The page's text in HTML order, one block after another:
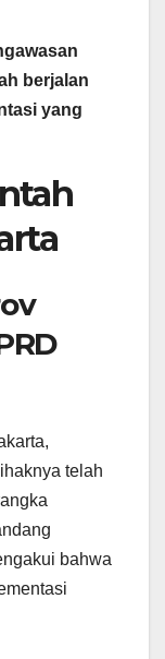
berjalan
yang
telah
bahwa